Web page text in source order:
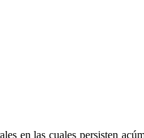
en las cuales persisten